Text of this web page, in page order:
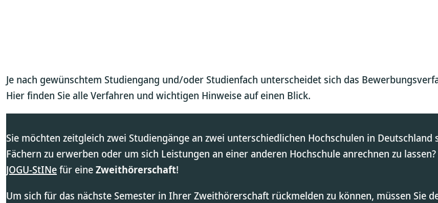
Je nach gewünschtem Studiengang und/oder Studienfach unterscheidet sich das
Hier finden Sie alle Verfahren und wichtigen Hinweise auf einen Blick.
Sie möchten zeitgleich zwei Studiengänge an zwei unterschiedlichen Hochschulen in
Fächern zu erwerben oder um sich Leistungen an einer anderen Hochschule anrechnen zu
JOGU-StINefür eineZweithörerschaft!
Um sich für das nächste Semester in Ihrer Zweithörerschaft rückmelden zu können, müssen Sie